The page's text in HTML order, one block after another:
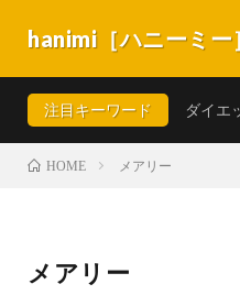
hanimi［ハニーミ
キビ・スキンケア・体系・生
注目キーワード ダイエ
HOME メアリー
メアリー